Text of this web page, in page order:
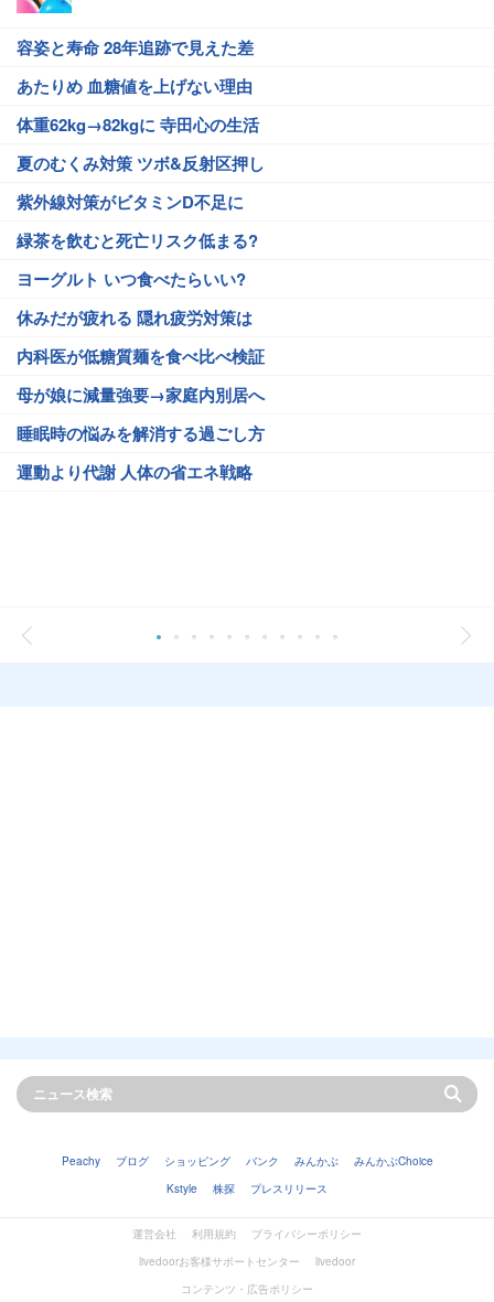
容姿と寿命 28年追跡で見えた差
あたりめ 血糖値を上げない理由
体重62kg→82kgに 寺田心の生活
夏のむくみ対策 ツボ&反射区押し
紫外線対策がビタミンD不足に
緑茶を飲むと死亡リスク低まる?
ヨーグルト いつ食べたらいい?
休みだが疲れる 隠れ疲労対策は
内科医が低糖質麺を食べ比べ検証
母が娘に減量強要→家庭内別居へ
睡眠時の悩みを解消する過ごし方
運動より代謝 人体の省エネ戦略
Peachy ブログ ショッピング バンク みんかぶ
みんかぶChoice
Kstyle
株探 プレスリリース
運営会社 利用規約
プライバシーポリシー
livedoorお客様サポートセンター
livedoor
コンテンツ・広告ポリシー